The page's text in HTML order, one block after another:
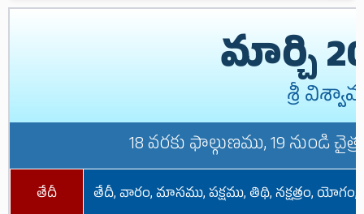
మార్చి
శ్రీ
18 వరకు ఫాల్గుణము, 19 నుండి
తేదీ తేదీ, వారం, మాసము, పక్షము, తిథి, నక్షత్రం,